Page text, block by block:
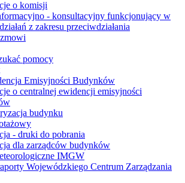
o komisji
- konsultacyjny funkcjonujący w
z zakresu przeciwdziałania
pomocy
Emisyjności Budynków
o centralnej ewidencji emisyjności
budynku
- druki do pobrania
dla zarządców budynków
IMGW
Wojewódzkiego Centrum Zarządzania